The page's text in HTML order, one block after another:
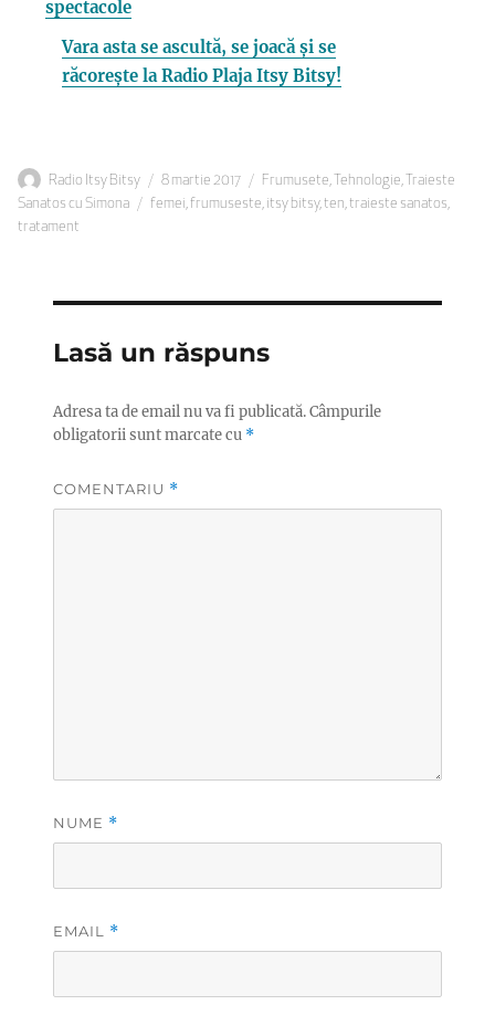
spectacole
Vara asta se ascultă, se joacă și se
răcorește la Radio Plaja Itsy Bitsy!
Autor
Radio Itsy Bitsy
Publicat
pe
8 martie 2017 Categorii
Frumusete, Tehnologie,
Traieste
Sanatos cu Simona
Etichete
femei,frumuseste, itsy bitsy,ten,traieste sanatos,
tratament
Lasă un răspuns
Adresa ta de email nu va fi publicată.Câmpurile
obligatorii sunt marcate cu *
COMENTARIU *
NUME *
EMAIL *